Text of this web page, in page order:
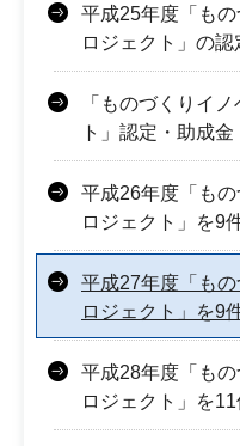
平成25年度「も
ロジェクト」の
「ものづくりイ
ト」認定・助成金
平成26年度「も
ロジェクト」を9
平成27年度「も
ロジェクト」を9
平成28年度「も
ロジェクト」を